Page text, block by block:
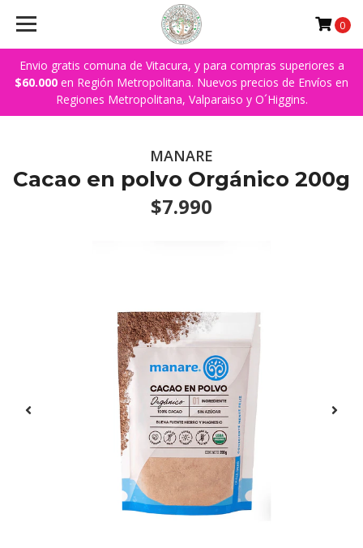
Envio gratis comuna de Vitacura, y para compras superiores a
$60.000 en Región Metropolitana. Nuevos precios de Envíos en
Regiones Metropolitana, Valparaiso y O´Higgins.
0
MANARE
Cacao en polvo Orgánico 200g
$7.990